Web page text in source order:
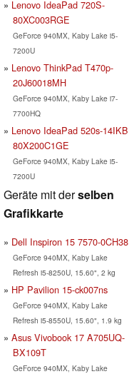
Lenovo IdeaPad 720S-
80XC003RGE
GeForce 940MX, Kaby Lake i5-
7200U
Lenovo ThinkPad T470p-
20J60018MH
GeForce 940MX, Kaby Lake i7-
7700HQ
Lenovo IdeaPad 520s-14IKB
80X200C1GE
GeForce 940MX, Kaby Lake i5-
7200U
Geräte mit derselben
Grafikkarte
Dell Inspiron 15 7570-0CH38
GeForce 940MX, Kaby Lake
Refresh i5-8250U, 15.60", 2 kg
HP Pavilion 15-ck007ns
GeForce 940MX, Kaby Lake
Refresh i5-8550U, 15.60", 1.9 kg
Asus Vivobook 17 A705UQ-
BX109T
GeForce 940MX, Kaby Lake